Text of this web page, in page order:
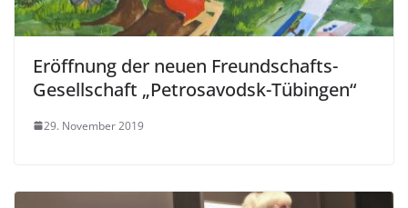
Eröffnung der neuen Freundschafts-
Gesellschaft „Petrosavodsk-Tübingen“
29. November 2019